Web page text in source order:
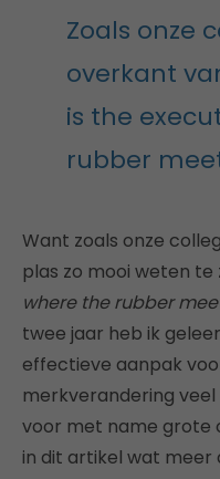
Zoals onze
overkant
is the
rubber
Want zoals onze
plas zo mooi weten te
where the rubber
twee jaar heb ik
effectieve aanpak
merkverandering
voor met name grote
in dit artikel wat meer